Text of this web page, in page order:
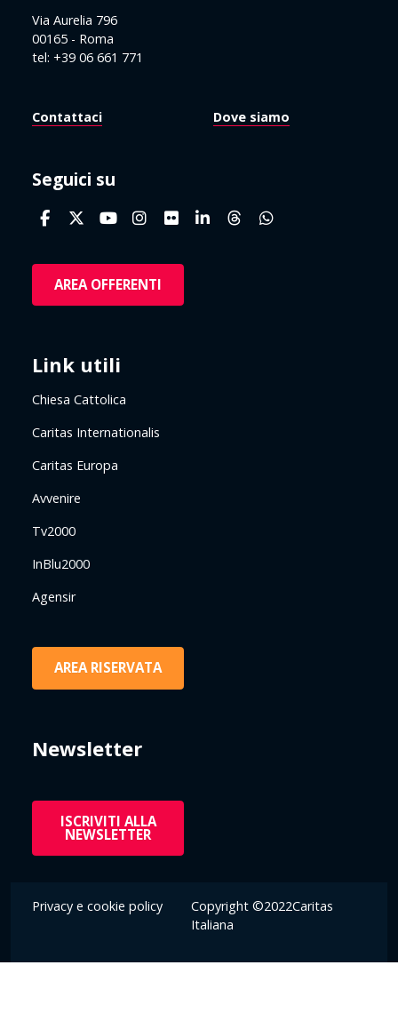
Via Aurelia 796
00165 - Roma
tel: +39 06 661 771
Contattaci Dove siamo
Seguici su
AREA OFFERENTI
Link utili
Chiesa Cattolica
Caritas Internationalis
Caritas Europa
Avvenire
Tv2000
InBlu2000
Agensir
AREA RISERVATA
Newsletter
ISCRIVITI ALLA
NEWSLETTER
Privacy e cookie policy
Copyright ©2022Caritas
Italiana